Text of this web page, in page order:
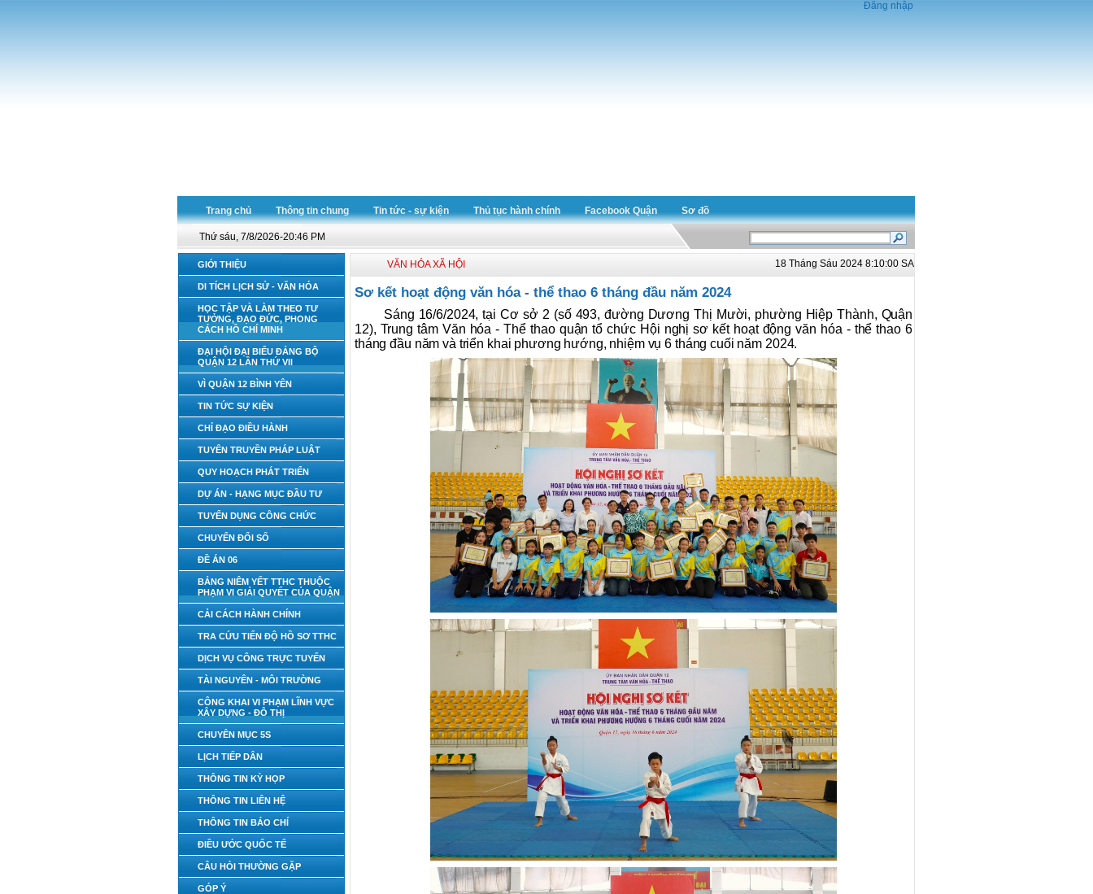
Đăng nhập
Trang chủ Thông tin chung Tin tức - sự kiện Thủ tục hành chính Facebook Quận Sơ đồ
Thứ sáu, 7/8/2026-20:46 PM
GIỚI THIỆU
DI TÍCH LỊCH SỬ - VĂN HÓA
HỌC TẬP VÀ LÀM THEO TƯ
TƯỞNG, ĐẠO ĐỨC, PHONG
CÁCH HỒ CHÍ MINH
ĐẠI HỘI ĐẠI BIỂU ĐẢNG BỘ
QUẬN 12 LẦN THỨ VII
VÌ QUẬN 12 BÌNH YÊN
TIN TỨC SỰ KIỆN
CHỈ ĐẠO ĐIỀU HÀNH
TUYÊN TRUYỀN PHÁP LUẬT
QUY HOẠCH PHÁT TRIỂN
DỰ ÁN - HẠNG MỤC ĐẦU TƯ
TUYỂN DỤNG CÔNG CHỨC
CHUYỂN ĐỔI SỐ
ĐỀ ÁN 06
BẢNG NIÊM YẾT TTHC THUỘC
PHẠM VI GIẢI QUYẾT CỦA QUẬN
CẢI CÁCH HÀNH CHÍNH
TRA CỨU TIẾN ĐỘ HỒ SƠ TTHC
DỊCH VỤ CÔNG TRỰC TUYẾN
TÀI NGUYÊN - MÔI TRƯỜNG
CÔNG KHAI VI PHẠM LĨNH VỰC
XÂY DỰNG - ĐÔ THỊ
CHUYÊN MỤC 5S
LỊCH TIẾP DÂN
THÔNG TIN KỲ HỌP
THÔNG TIN LIÊN HỆ
THÔNG TIN BÁO CHÍ
ĐIỀU ƯỚC QUỐC TẾ
CÂU HỎI THƯỜNG GẶP
GÓP Ý
VĂN HÓA XÃ HỘI 18 Tháng Sáu 2024 8:10:00 SA
Sơ kết hoạt động văn hóa - thể thao 6 tháng đầu năm 2024
Sáng 16/6/2024, tại Cơ sở 2 (số 493, đường Dương Thị Mười, phường Hiệp Thành, Quận
12), Trung tâm Văn hóa - Thể thao quận tổ chức Hội nghị sơ kết hoạt động văn hóa - thể thao 6
tháng đầu năm và triển khai phương hướng, nhiệm vụ 6 tháng cuối năm 2024.